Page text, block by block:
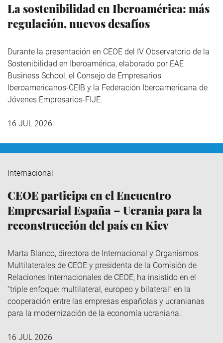
La sostenibilidad en Iberoamérica: más
regulación, nuevos desafíos
Durante la presentación en CEOE del IV Observatorio de la
Sostenibilidad en Iberoamérica, elaborado por EAE
Business School, el Consejo de Empresarios
Iberoamericanos-CEIB y la Federación Iberoamericana de
Jóvenes Empresarios-FIJE.
16 JUL 2026
Internacional
CEOE participa en el Encuentro
Empresarial España – Ucrania para la
reconstrucción del país en Kiev
Marta Blanco, directora de Internacional y Organismos
Multilaterales de CEOE y presidenta de la Comisión de
Relaciones Internacionales de CEOE, ha insistido en el
“triple enfoque: multilateral, europeo y bilateral” en la
cooperación entre las empresas españolas y ucranianas
para la modernización de la economía ucraniana.
16 JUL 2026